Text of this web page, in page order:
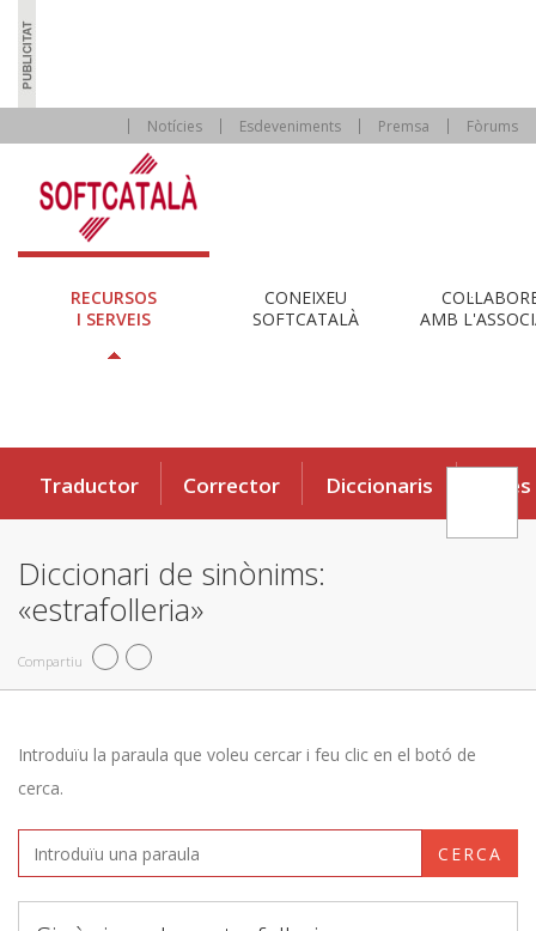
Notícies Esdeveniments Premsa Fòrums
RECURSOS
I SERVEIS
CONEIXEU
SOFTCATALÀ
AMB
Traductor Corrector Diccionaris Eines
Diccionari de sinònims:
«estrafolleria»
Compartiu
Introduïu la paraula que voleu cercar i feu clic en el botó de
cerca.
CERCA